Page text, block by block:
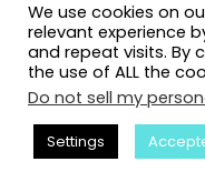
We use cookies on
relevant experience
and repeat visits. By
the use of ALL the
Do not sell my
Settings